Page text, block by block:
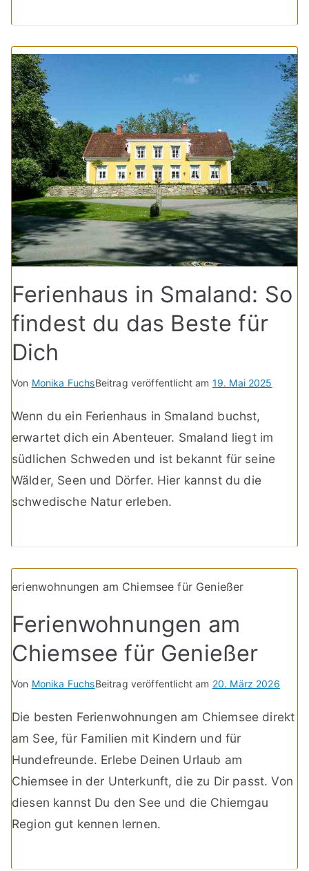
Ferienhaus in Smaland: So
findest du das Beste für
Dich
Von Monika FuchsBeitrag veröffentlicht am 19. Mai 2025
Wenn du ein Ferienhaus in Smaland buchst,
erwartet dich ein Abenteuer. Smaland liegt im
südlichen Schweden und ist bekannt für seine
Wälder, Seen und Dörfer. Hier kannst du die
schwedische Natur erleben.
Ferienwohnungen am
Chiemsee für Genießer
Von Monika FuchsBeitrag veröffentlicht am 20. März 2026
Die besten Ferienwohnungen am Chiemsee direkt
am See, für Familien mit Kindern und für
Hundefreunde. Erlebe Deinen Urlaub am
Chiemsee in der Unterkunft, die zu Dir passt. Von
diesen kannst Du den See und die Chiemgau
Region gut kennen lernen.